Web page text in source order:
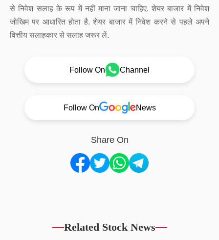
से निवेश सलाह के रूप में नहीं माना जाना चाहिए. शेयर बाजार में निवेश
जोखिम पर आधारित होता है. शेयर बाजार में निवेश करने से पहले अपने
वित्तीय सलाहकार से सलाह जरूर लें.
Follow On Channel
Follow On News
Share On
Related Stock News